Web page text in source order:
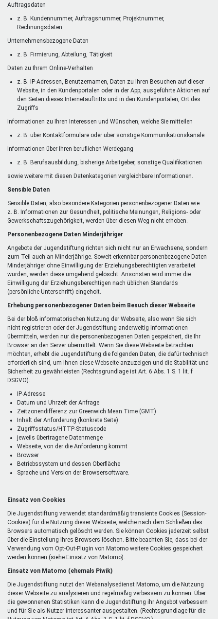
Auftragsdaten
z. B. Kundennummer, Auftragsnummer, Projektnummer,
Rechnungsdaten
Unternehmensbezogene Daten
z. B. Firmierung, Abteilung, Tätigkeit
Daten zu Ihrem Online-Verhalten
z. B. IP-Adressen, Benutzernamen, Daten zu Ihren Besuchen auf dieser
Website, in den Kundenportalen oder in der App, ausgeführte Aktionen auf
den Seiten dieses Internetauftritts und in den Kundenportalen, Ort des
Zugriffs
Informationen zu Ihren Interessen und Wünschen, welche Sie mitteilen
z. B. über Kontaktformulare oder über sonstige Kommunikationskanäle
Informationen über Ihren beruflichen Werdegang
z. B. Berufsausbildung, bisherige Arbeitgeber, sonstige Qualifikationen
sowie weitere mit diesen Datenkategorien vergleichbare Informationen.
Sensible Daten
Sensible Daten, also besondere Kategorien personenbezogener Daten wie
z. B. Informationen zur Gesundheit, politische Meinungen, Religions- oder
Gewerkschaftszugehörigkeit, werden über diesen Weg nicht erhoben.
Personenbezogene Daten Minderjähriger
Angebote der Jugendstiftung richten sich nicht nur an Erwachsene, sondern
zum Teil auch an Minderjährige. Soweit erkennbar personenbezogene Daten
Minderjähriger ohne Einwilligung der Erziehungsberechtigten verarbeitet
wurden, werden diese umgehend gelöscht. Ansonsten wird immer die
Einwilligung der Erziehungsberechtigen nach üblichen Standards
(persönliche Unterschrift) eingeholt.
Erhebung personenbezogener Daten beim Besuch dieser Webseite
Bei der bloß informatorischen Nutzung der Webseite, also wenn Sie sich
nicht registrieren oder der Jugendstiftung anderweitig Informationen
übermitteln, werden nur die personenbezogenen Daten gespeichert, die Ihr
Browser an den Server übermittelt. Wenn Sie diese Webseite betrachten
möchten, erhebt die Jugendstiftung die folgenden Daten, die dafür technisch
erforderlich sind, um Ihnen diese Webseite anzuzeigen und die Stabilität und
Sicherheit zu gewährleisten (Rechtsgrundlage ist Art. 6 Abs. 1 S. 1 lit. f
DSGVO):
IP-Adresse
Datum und Uhrzeit der Anfrage
Zeitzonendifferenz zur Greenwich Mean Time (GMT)
Inhalt der Anforderung (konkrete Seite)
Zugriffsstatus/HTTP-Statuscode
jeweils übertragene Datenmenge
Webseite, von der die Anforderung kommt
Browser
Betriebssystem und dessen Oberfläche
Sprache und Version der Browsersoftware.
Einsatz von Cookies
Die Jugendstiftung verwendet standardmäßig transiente Cookies (Session-
Cookies) für die Nutzung dieser Webseite, welche nach dem Schließen des
Browsers automatisch gelöscht werden. Sie können Cookies jederzeit selbst
über die Einstellung Ihres Browsers löschen. Bitte beachten Sie, dass bei der
Verwendung vom Opt-Out-Plugin von Matomo weitere Cookies gespeichert
werden können (siehe Einsatz von Matomo).
Einsatz von Matomo (ehemals Piwik)
Die Jugendstiftung nutzt den Webanalysedienst Matomo, um die Nutzung
dieser Webseite zu analysieren und regelmäßig verbessern zu können. Über
die gewonnenen Statistiken kann die Jugendstiftung ihr Angebot verbessern
und für Sie als Nutzer interessanter ausgestalten. (Rechtsgrundlage für die